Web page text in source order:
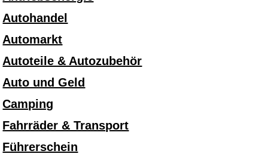
Autohandel
Automarkt
Autoteile & Autozubehör
Auto und Geld
Camping
Fahrräder & Transport
Führerschein